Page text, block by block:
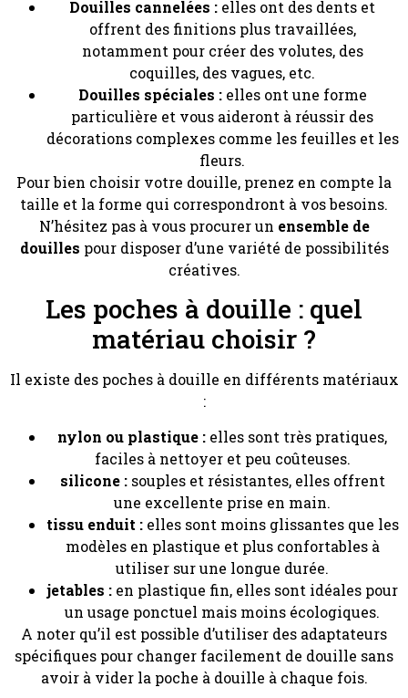
Douilles cannelées : elles ont des dents et
offrent des finitions plus travaillées,
notamment pour créer des volutes, des
coquilles, des vagues, etc.
Douilles spéciales :elles ont une forme
particulière et vous aideront à réussir des
décorations complexes comme les feuilles et les
fleurs.
Pour bien choisir votre douille, prenez en compte la
taille et la forme qui correspondront à vos besoins.
N’hésitez pas à vous procurer un ensemble de
douilles pour disposer d’une variété de possibilités
créatives.
Les poches à douille : quel
matériau choisir ?
Il existe des poches à douille en différents matériaux
:
nylon ou plastique : elles sont très pratiques,
faciles à nettoyer et peu coûteuses.
silicone :souples et résistantes, elles offrent
une excellente prise en main.
tissu enduit :elles sont moins glissantes que les
modèles en plastique et plus confortables à
utiliser sur une longue durée.
jetables : en plastique fin, elles sont idéales pour
un usage ponctuel mais moins écologiques.
A noter qu’il est possible d’utiliser des adaptateurs
spécifiques pour changer facilement de douille sans
avoir à vider la poche à douille à chaque fois.